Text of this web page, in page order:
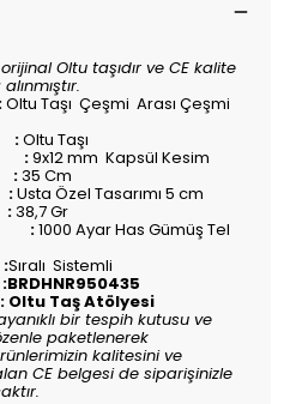
Oltu taşıdır ve CE kalite
Oltu Taşı Çeşmi Arası Çeşmi
:Oltu Taşı
:9x12 mm Kapsül Kesim
:35 Cm
:Usta Özel Tasarımı 5 cm
:38,7 Gr
:1000 Ayar Has Gümüş Tel
Sıralı Sistemli
Taş Atölyesi
bir tespih kutusu ve
paketlenerek
kalitesini ve
CE belgesi de siparişinizle